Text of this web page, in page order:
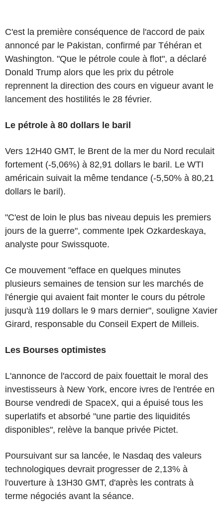
C'est la première conséquence de l'accord de paix
annoncé par le Pakistan, confirmé par Téhéran et
Washington. "Que le pétrole coule à flot", a déclaré
Donald Trump alors que les prix du pétrole
reprennent la direction des cours en vigueur avant le
lancement des hostilités le 28 février.
Le pétrole à 80 dollars le baril
Vers 12H40 GMT, le Brent de la mer du Nord reculait
fortement (-5,06%) à 82,91 dollars le baril. Le WTI
américain suivait la même tendance (-5,50% à 80,21
dollars le baril).
"C'est de loin le plus bas niveau depuis les premiers
jours de la guerre", commente Ipek Ozkardeskaya,
analyste pour Swissquote.
Ce mouvement "efface en quelques minutes
plusieurs semaines de tension sur les marchés de
l'énergie qui avaient fait monter le cours du pétrole
jusqu'à 119 dollars le 9 mars dernier", souligne Xavier
Girard, responsable du Conseil Expert de Milleis.
Les Bourses optimistes
L'annonce de l'accord de paix fouettait le moral des
investisseurs à New York, encore ivres de l'entrée en
Bourse vendredi de SpaceX, qui a épuisé tous les
superlatifs et absorbé "une partie des liquidités
disponibles", relève la banque privée Pictet.
Poursuivant sur sa lancée, le Nasdaq des valeurs
technologiques devrait progresser de 2,13% à
l'ouverture à 13H30 GMT, d'après les contrats à
terme négociés avant la séance.